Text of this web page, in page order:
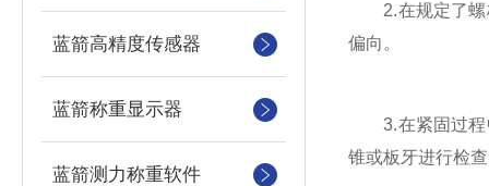
蓝箭高精度传感器
蓝箭称重显示器
蓝箭测力称重软件
2.在规定了螺栓
偏向。
3.在紧固过程中
锥或板牙进行检